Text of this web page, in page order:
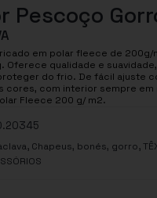
Pescoço
em polar fleece de 200g/
Oferece qualidade e
do frio. De fácil ajuste
cores, com interior sempre em
Fleece 200 g/ m2.
, Chapeus, bonés, gorro,